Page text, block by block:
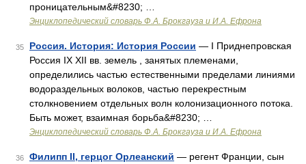
проницательным&#8230; …
Энциклопедический словарь Ф.А. Брокгауза и И.А. Ефрона
35 Россия. История: История России — I Приднепровская
Россия IX XII вв. земель , занятых племенами,
определились частью естественными пределами линиями
водораздельных волоков, частью перекрестным
столкновением отдельных волн колонизационного потока.
Быть может, взаимная борьба&#8230; …
Энциклопедический словарь Ф.А. Брокгауза и И.А. Ефрона
36 Филипп II, герцог Орлеанский — регент Франции, сын